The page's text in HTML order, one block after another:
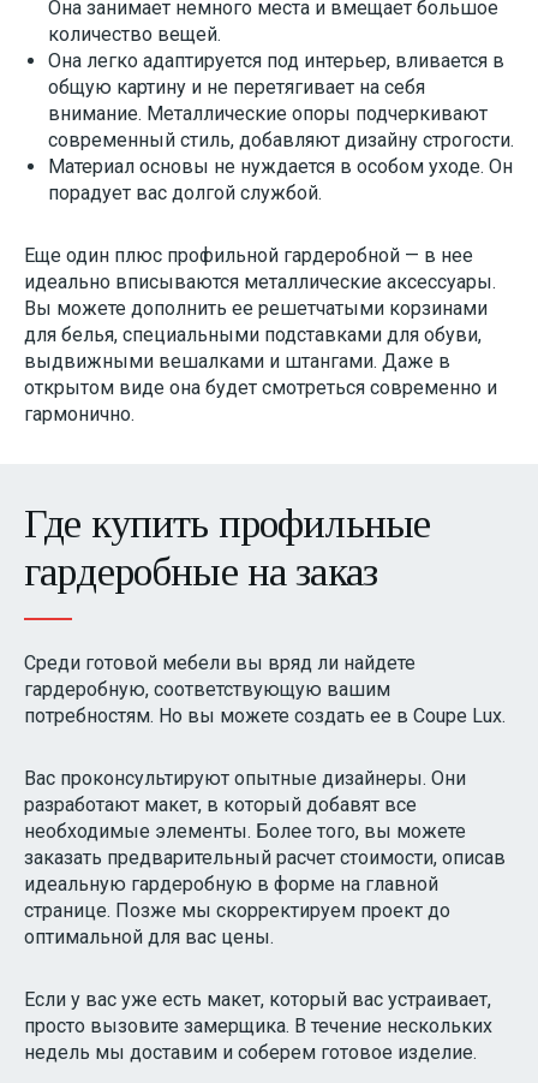
Она занимает немного места и вмещает большое
количество вещей.
Она легко адаптируется под интерьер, вливается в
общую картину и не перетягивает на себя
внимание. Металлические опоры подчеркивают
современный стиль, добавляют дизайну строгости.
Материал основы не нуждается в особом уходе. Он
порадует вас долгой службой.
Еще один плюс профильной гардеробной — в нее
идеально вписываются металлические аксессуары.
Вы можете дополнить ее решетчатыми корзинами
для белья, специальными подставками для обуви,
выдвижными вешалками и штангами. Даже в
открытом виде она будет смотреться современно и
гармонично.
Где купить профильные
гардеробные на заказ
Среди готовой мебели вы вряд ли найдете
гардеробную, соответствующую вашим
потребностям. Но вы можете создать ее в Coupe Lux.
Вас проконсультируют опытные дизайнеры. Они
разработают макет, в который добавят все
необходимые элементы. Более того, вы можете
заказать предварительный расчет стоимости, описав
идеальную гардеробную в форме на главной
странице. Позже мы скорректируем проект до
оптимальной для вас цены.
Если у вас уже есть макет, который вас устраивает,
просто вызовите замерщика. В течение нескольких
недель мы доставим и соберем готовое изделие.